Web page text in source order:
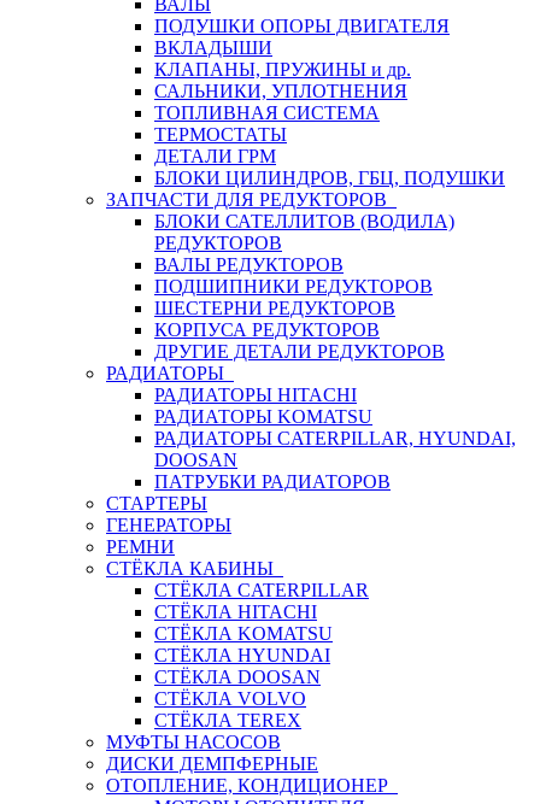
ВАЛЫ
ПОДУШКИ ОПОРЫ ДВИГАТЕЛЯ
ВКЛАДЫШИ
КЛАПАНЫ, ПРУЖИНЫ и др.
САЛЬНИКИ, УПЛОТНЕНИЯ
ТОПЛИВНАЯ СИСТЕМА
ТЕРМОСТАТЫ
ДЕТАЛИ ГРМ
БЛОКИ ЦИЛИНДРОВ, ГБЦ, ПОДУШКИ
ЗАПЧАСТИ ДЛЯ РЕДУКТОРОВ
БЛОКИ САТЕЛЛИТОВ (ВОДИЛА)
РЕДУКТОРОВ
ВАЛЫ РЕДУКТОРОВ
ПОДШИПНИКИ РЕДУКТОРОВ
ШЕСТЕРНИ РЕДУКТОРОВ
КОРПУСА РЕДУКТОРОВ
ДРУГИЕ ДЕТАЛИ РЕДУКТОРОВ
РАДИАТОРЫ
РАДИАТОРЫ HITACHI
РАДИАТОРЫ KOMATSU
РАДИАТОРЫ CATERPILLAR, HYUNDAI,
DOOSAN
ПАТРУБКИ РАДИАТОРОВ
СТАРТЕРЫ
ГЕНЕРАТОРЫ
РЕМНИ
СТЁКЛА КАБИНЫ
СТЁКЛА CATERPILLAR
СТЁКЛА HITACHI
СТЁКЛА KOMATSU
СТЁКЛА HYUNDAI
СТЁКЛА DOOSAN
СТЁКЛА VOLVO
СТЁКЛА TEREX
МУФТЫ НАСОСОВ
ДИСКИ ДЕМПФЕРНЫЕ
ОТОПЛЕНИЕ, КОНДИЦИОНЕР